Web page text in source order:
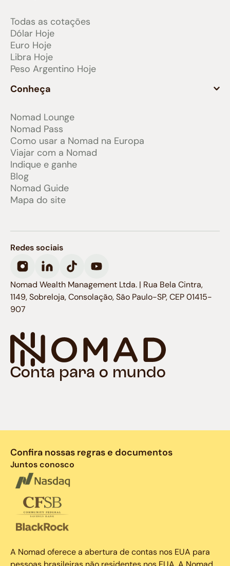
Todas as cotações
Dólar Hoje
Euro Hoje
Libra Hoje
Peso Argentino Hoje
Conheça
Nomad Lounge
Nomad Pass
Como usar a Nomad na Europa
Viajar com a Nomad
Indique e ganhe
Blog
Nomad Guide
Mapa do site
Conta para o mundo
Redes sociais
Nomad Wealth Management Ltda. | Rua Bela Cintra,
1149, Sobreloja, Consolação, São Paulo-SP, CEP 01415-
907
Confira nossas regras e documentos
Juntos conosco
A Nomad oferece a abertura de contas nos EUA para